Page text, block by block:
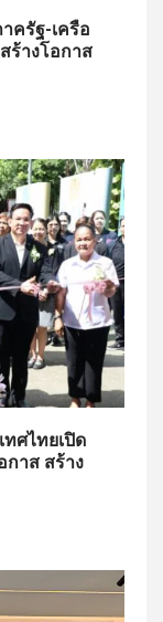
ครัฐ-เครือ
ร้างโอกาส
ศไทยเปิด
กาส สร้าง